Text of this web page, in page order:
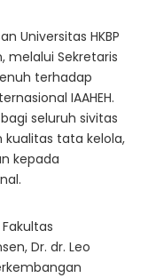
Universitas HKBP
melalui Sekretaris
terhadap
IAAHEH.
seluruh sivitas
tata kelola,
kepada
Dr. dr. Leo